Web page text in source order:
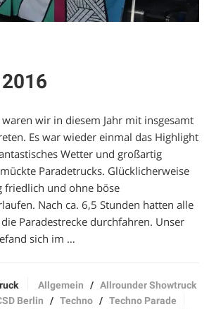
wir in diesem Jahr mit insgesamt
Es war wieder einmal das Highlight
Wetter und großartig
Paradetrucks. Glücklicherweise
friedlich und ohne böse
Nach ca. 6,5 Stunden hatten alle
Paradestrecke durchfahren. Unser
sich im …
Allgemein /Allrounder Showtruck
Berlin /Techno /Techno Parade